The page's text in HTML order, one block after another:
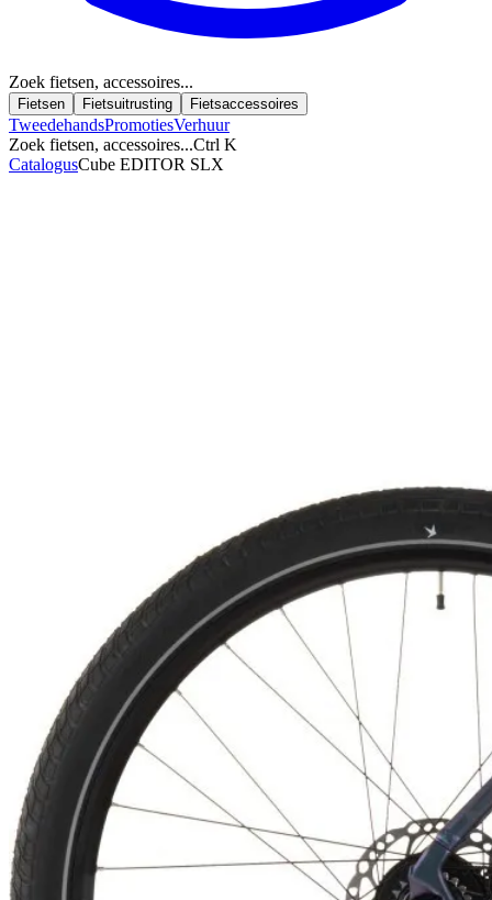
Zoek fietsen, accessoires...
Fietsen Fietsuitrusting Fietsaccessoires
TweedehandsPromotiesVerhuur
Zoek fietsen, accessoires...Ctrl K
CatalogusCube EDITOR SLX